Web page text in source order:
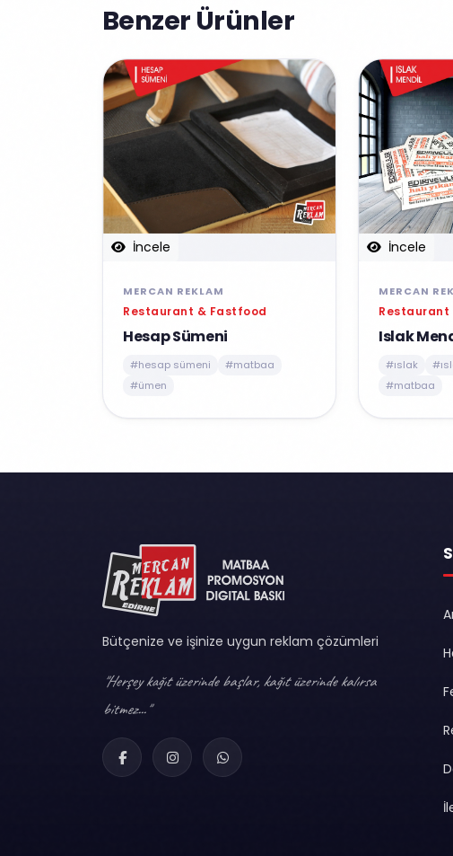
Benzer Ürünler
İncele
MERCAN REKLAM
Restaurant & Fastfood
Hesap Sümeni
#hesap sümeni
#matbaa
#ümen
İncele
MERCAN
Restaurant
Islak
#ıslak
#matbaa
Bütçenize ve işinize uygun reklam çözümleri
"Herşey kağıt üzerinde başlar, kağıt üzerinde kalırsa
bitmez..."